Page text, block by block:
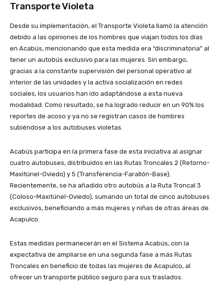
Transporte Violeta
Desde su implementación, el Transporte Violeta llamó la atención
debido a las opiniones de los hombres que viajan todos los días
en Acabús, mencionando que esta medida era “discriminatoria” al
tener un autobús exclusivo para las mujeres. Sin embargo,
gracias a la constante supervisión del personal operativo al
interior de las unidades y la activa socialización en redes
sociales, los usuarios han ido adaptándose a esta nueva
modalidad. Como resultado, se ha logrado reducir en un 90% los
reportes de acoso y ya no se registran casos de hombres
subiéndose a los autobuses violetas.
Acabús participa en la primera fase de esta iniciativa al asignar
cuatro autobuses, distribuidos en las Rutas Troncales 2 (Retorno-
Maxitúnel-Oviedo) y 5 (Transferencia-Farallón-Base).
Recientemente, se ha añadido otro autobús a la Ruta Troncal 3
(Coloso-Maxitúnel-Oviedo), sumando un total de cinco autobuses
exclusivos, beneficiando a más mujeres y niñas de otras áreas de
Acapulco.
Estas medidas permanecerán en el Sistema Acabús, con la
expectativa de ampliarse en una segunda fase a más Rutas
Troncales en beneficio de todas las mujeres de Acapulco, al
ofrecer un transporte público seguro para sus traslados.